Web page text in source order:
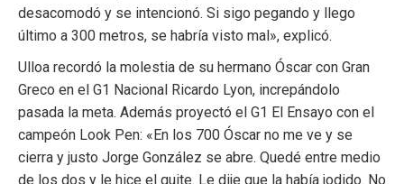
desacomodó y se intencionó. Si sigo pegando y llego
último a 300 metros, se habría visto mal», explicó.
Ulloa recordó la molestia de su hermano Óscar con Gran
Greco en el G1 Nacional Ricardo Lyon, increpándolo
pasada la meta. Además proyectó el G1 El Ensayo con el
campeón Look Pen: «En los 700 Óscar no me ve y se
cierra y justo Jorge González se abre. Quedé entre medio
de los dos y le hice el quite. Le dije que la había jodido. No